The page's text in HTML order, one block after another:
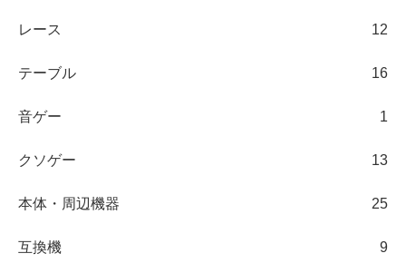
レース 12
テーブル 16
音ゲー 1
クソゲー 13
本体・周辺機器 25
互換機 9